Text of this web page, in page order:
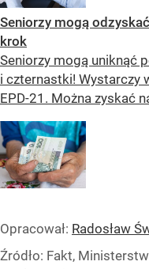
Seniorzy mogą
krok
Seniorzy mogą uniknąć
i czternastki! Wystarczy
EPD-21. Można zyskać
Opracował: Radosław
Źródło: Fakt,